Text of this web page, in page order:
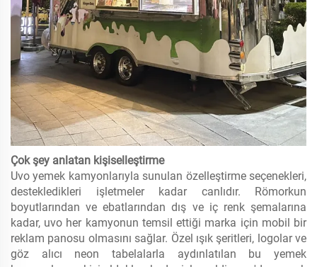
Çok şey anlatan kişiselleştirme
Uvo yemek kamyonlarıyla sunulan özelleştirme seçenekleri,
destekledikleri işletmeler kadar canlıdır. Römorkun
boyutlarından ve ebatlarından dış ve iç renk şemalarına
kadar, uvo her kamyonun temsil ettiği marka için mobil bir
reklam panosu olmasını sağlar. Özel ışık şeritleri, logolar ve
göz alıcı neon tabelalarla aydınlatılan bu yemek